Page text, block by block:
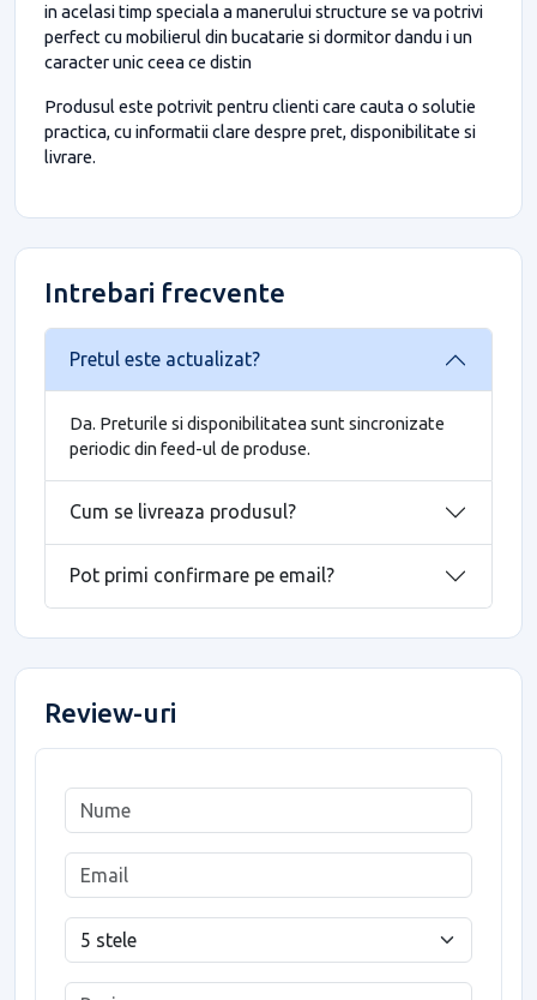
in acelasi timp speciala a manerului structure se va potrivi
perfect cu mobilierul din bucatarie si dormitor dandu i un
caracter unic ceea ce distin
Produsul este potrivit pentru clienti care cauta o solutie
practica, cu informatii clare despre pret, disponibilitate si
livrare.
Intrebari frecvente
Pretul este actualizat?
Da. Preturile si disponibilitatea sunt sincronizate
periodic din feed-ul de produse.
Cum se livreaza produsul?
Pot primi confirmare pe email?
Review-uri